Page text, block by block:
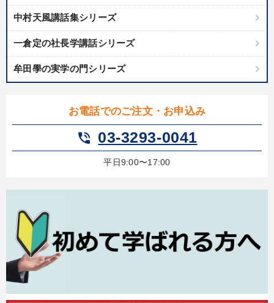
中村天風講話集シリーズ
一倉定の社長学講話シリーズ
牟田學の実学の門シリーズ
お電話でのご注文・お申込み
phone_in_talk 03-3293-0041
平日9:00〜17:00